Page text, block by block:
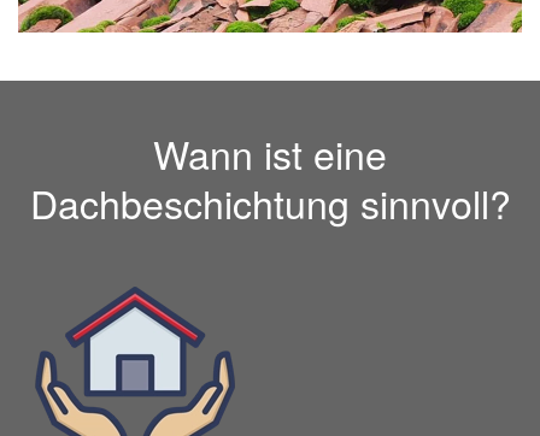
Wann ist eine
Dachbeschichtung sinnvoll?